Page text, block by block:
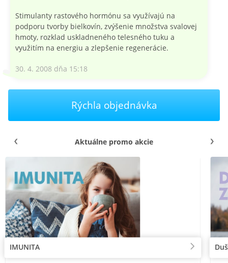
Stimulanty rastového hormónu sa využívajú na
podporu tvorby bielkovín, zvýšenie množstva svalovej
hmoty, rozklad uskladneného telesného tuku a
využitím na energiu a zlepšenie regenerácie.
30. 4. 2008 dňa 15:18
Rýchla objednávka
Aktuálne promo akcie
IMUNITA